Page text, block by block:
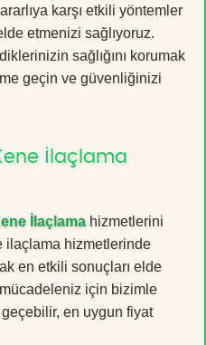
karşı etkili yöntemler
etmenizi sağlıyoruz.
sağlığını korumak
geçin ve güvenliğinizi
İlaçlama
İlaçlamahizmetlerini
ilaçlama hizmetlerinde
en etkili sonuçları elde
için bizimle
en uygun fiyat